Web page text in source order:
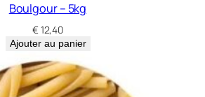
Boulgour – 5kg
€12,40
Ajouter au panier